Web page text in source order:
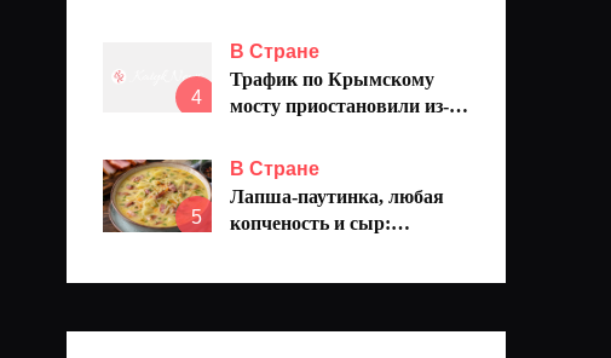
Укрнафта
4
В Стране
Трафик по Крымскому
мосту приостановили из-за
5
В Стране
Лапша-паутинка, любая
копченость и сыр: